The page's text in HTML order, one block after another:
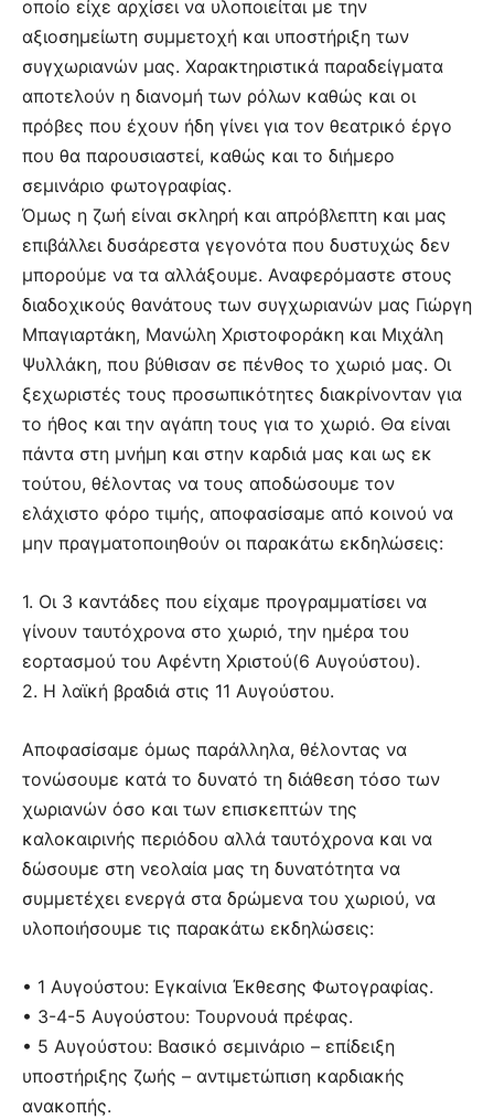
οποίο είχε αρχίσει να υλοποιείται με την
αξιοσημείωτη συμμετοχή και υποστήριξη των
συγχωριανών μας. Χαρακτηριστικά παραδείγματα
αποτελούν η διανομή των ρόλων καθώς και οι
πρόβες που έχουν ήδη γίνει για τον θεατρικό έργο
που θα παρουσιαστεί, καθώς και το διήμερο
σεμινάριο φωτογραφίας.
Όμως η ζωή είναι σκληρή και απρόβλεπτη και μας
επιβάλλει δυσάρεστα γεγονότα που δυστυχώς δεν
μπορούμε να τα αλλάξουμε. Αναφερόμαστε στους
διαδοχικούς θανάτους των συγχωριανών μας Γιώργη
Μπαγιαρτάκη, Μανώλη Χριστοφοράκη και Μιχάλη
Ψυλλάκη, που βύθισαν σε πένθος το χωριό μας. Οι
ξεχωριστές τους προσωπικότητες διακρίνονταν για
το ήθος και την αγάπη τους για το χωριό. Θα είναι
πάντα στη μνήμη και στην καρδιά μας και ως εκ
τούτου, θέλοντας να τους αποδώσουμε τον
ελάχιστο φόρο τιμής, αποφασίσαμε από κοινού να
μην πραγματοποιηθούν οι παρακάτω εκδηλώσεις:
1. Οι 3 καντάδες που είχαμε προγραμματίσει να
γίνουν ταυτόχρονα στο χωριό, την ημέρα του
εορτασμού του Αφέντη Χριστού(6 Αυγούστου).
2. Η λαϊκή βραδιά στις 11 Αυγούστου.
Αποφασίσαμε όμως παράλληλα, θέλοντας να
τονώσουμε κατά το δυνατό τη διάθεση τόσο των
χωριανών όσο και των επισκεπτών της
καλοκαιρινής περιόδου αλλά ταυτόχρονα και να
δώσουμε στη νεολαία μας τη δυνατότητα να
συμμετέχει ενεργά στα δρώμενα του χωριού, να
υλοποιήσουμε τις παρακάτω εκδηλώσεις:
• 1 Αυγούστου: Εγκαίνια Έκθεσης Φωτογραφίας.
• 3-4-5 Αυγούστου: Τουρνουά πρέφας.
• 5 Αυγούστου: Βασικό σεμινάριο – επίδειξη
υποστήριξης ζωής – αντιμετώπιση καρδιακής
ανακοπής.